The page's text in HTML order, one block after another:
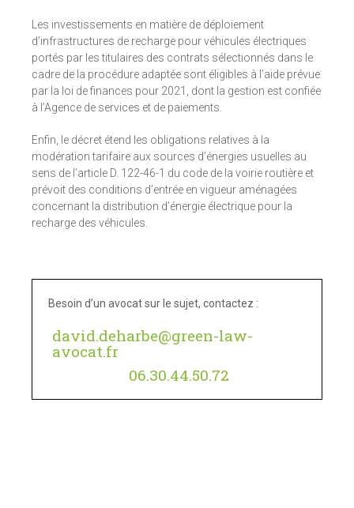
Les investissements en matière de déploiement
d’infrastructures de recharge pour véhicules électriques
portés par les titulaires des contrats sélectionnés dans le
cadre de la procédure adaptée sont éligibles à l’aide prévue
par la loi de finances pour 2021, dont la gestion est confiée
à l’Agence de services et de paiements.
Enfin, le décret étend les obligations relatives à la
modération tarifaire aux sources d’énergies usuelles au
sens de l’article D. 122-46-1 du code de la voirie routière et
prévoit des conditions d’entrée en vigueur aménagées
concernant la distribution d’énergie électrique pour la
recharge des véhicules.
Besoin d’un avocat sur le sujet, contactez :
david.deharbe@green-law-
avocat.fr
06.30.44.50.72